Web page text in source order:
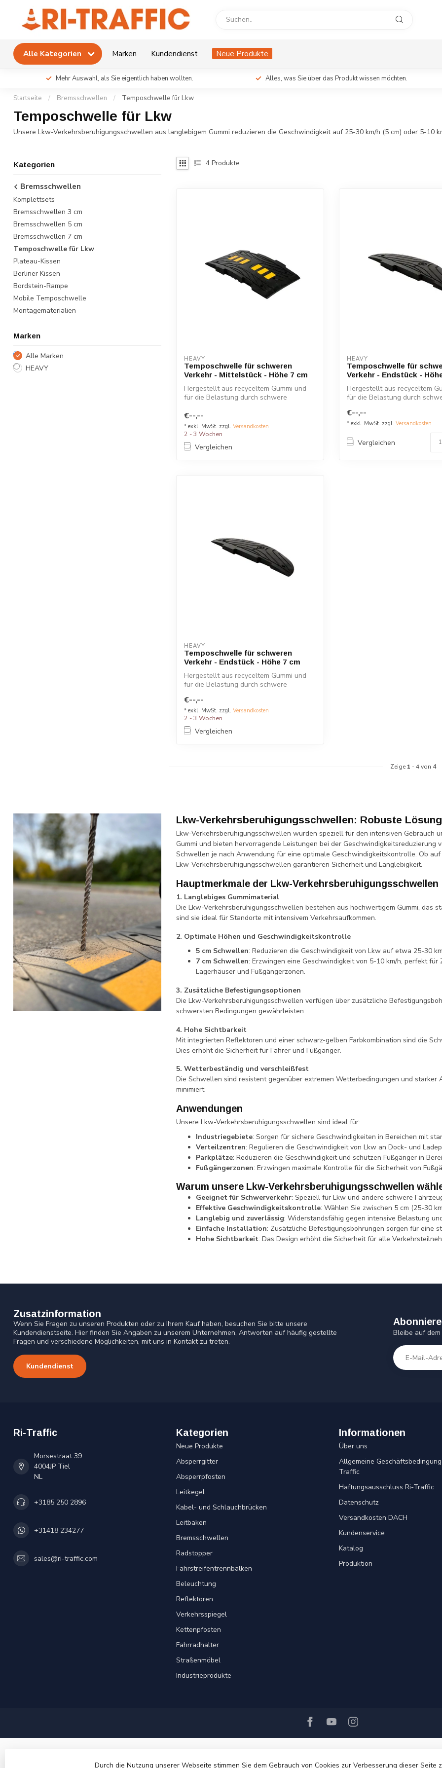
Alle Kategorien Marken Kundendienst Neue Produkte
Mehr Auswahl, als Sie eigentlich haben wollten. Alles, was Sie über das Produkt wissen möchten.
Startseite / Bremsschwellen / Temposchwelle für Lkw
Temposchwelle für Lkw
Unsere Lkw-Verkehrsberuhigungsschwellen aus langlebigem Gummi reduzieren die Geschwindigkeit auf 25-30 km/h (5 cm) oder 5-10
Kategorien
Bremsschwellen
Komplettsets
Bremsschwellen 3 cm
Bremsschwellen 5 cm
Bremsschwellen 7 cm
Temposchwelle für Lkw
Plateau-Kissen
Berliner Kissen
Bordstein-Rampe
Mobile Temposchwelle
Montagematerialien
Marken
Alle Marken
HEAVY
4 Produkte
HEAVY
Temposchwelle für schweren
Verkehr - Mittelstück - Höhe 7 cm
Hergestellt aus recyceltem Gummi und
für die Belastung durch schwere
€--,--
* exkl. MwSt. zzgl. Versandkosten
2 - 3 Wochen
Vergleichen
HEAVY
Temposchwelle für
Verkehr - Endstück -
Hergestellt aus recyceltem
für die Belastung durch
€--,--
* exkl. MwSt. zzgl. Versandkosten
Vergleichen
HEAVY
Temposchwelle für schweren
Verkehr - Endstück - Höhe 7 cm
Hergestellt aus recyceltem Gummi und
für die Belastung durch schwere
€--,--
* exkl. MwSt. zzgl. Versandkosten
2 - 3 Wochen
Vergleichen
Zeige 1 -4von 4
Lkw-Verkehrsberuhigungsschwellen: Robuste
Lkw-Verkehrsberuhigungsschwellen wurden speziell für den intensiven Gebrauch
Gummi und bieten hervorragende Leistungen bei der Geschwindigkeitsreduzierung
Schwellen je nach Anwendung für eine optimale Geschwindigkeitskontrolle. Ob
Lkw-Verkehrsberuhigungsschwellen garantieren Sicherheit und Langlebigkeit.
Hauptmerkmale der Lkw-Verkehrsberuhigungsschwellen
1. Langlebiges Gummimaterial
Die Lkw-Verkehrsberuhigungsschwellen bestehen aus hochwertigem Gummi, das
sind sie ideal für Standorte mit intensivem Verkehrsaufkommen.
2. Optimale Höhen und Geschwindigkeitskontrolle
5 cm Schwellen: Reduzieren die Geschwindigkeit von Lkw auf etwa 25-30
7 cm Schwellen: Erzwingen eine Geschwindigkeit von 5-10 km/h, perfekt
Lagerhäuser und Fußgängerzonen.
3. Zusätzliche Befestigungsoptionen
Die Lkw-Verkehrsberuhigungsschwellen verfügen über zusätzliche
schwersten Bedingungen gewährleisten.
4. Hohe Sichtbarkeit
Mit integrierten Reflektoren und einer schwarz-gelben Farbkombination sind die
Dies erhöht die Sicherheit für Fahrer und Fußgänger.
5. Wetterbeständig und verschleißfest
Die Schwellen sind resistent gegenüber extremen Wetterbedingungen und
minimiert.
Anwendungen
Unsere Lkw-Verkehrsberuhigungsschwellen sind ideal für:
Industriegebiete: Sorgen für sichere Geschwindigkeiten in Bereichen mit
Verteilzentren: Regulieren die Geschwindigkeit von Lkw an Dock- und
Parkplätze: Reduzieren die Geschwindigkeit und schützen Fußgänger in
Fußgängerzonen: Erzwingen maximale Kontrolle für die Sicherheit von
Warum unsere Lkw-Verkehrsberuhigungsschwellen
Geeignet für Schwerverkehr: Speziell für Lkw und andere schwere
Effektive Geschwindigkeitskontrolle: Wählen Sie zwischen 5 cm (25-30
Langlebig und zuverlässig: Widerstandsfähig gegen intensive Belastung
Einfache Installation: Zusätzliche Befestigungsbohrungen sorgen für eine
Hohe Sichtbarkeit: Das Design erhöht die Sicherheit für alle
Zusatzinformation
Wenn Sie Fragen zu unseren Produkten oder zu Ihrem Kauf haben, besuchen Sie bitte unsere
Kundendienstseite. Hier finden Sie Angaben zu unserem Unternehmen, Antworten auf häufig gestellte
Fragen und verschiedene Möglichkeiten, mit uns in Kontakt zu treten.
Kundendienst
Bleibe auf
Ri-Traffic
Morsestraat 39
4004JP Tiel
NL
+3185 250 2896
+31418 234277
sales@ri-traffic.com
Kategorien
Neue Produkte
Absperrgitter
Absperrpfosten
Leitkegel
Kabel- und Schlauchbrücken
Leitbaken
Bremsschwellen
Radstopper
Fahrstreifentrennbalken
Beleuchtung
Reflektoren
Verkehrsspiegel
Kettenpfosten
Fahrradhalter
Straßenmöbel
Industrieprodukte
Informationen
Über uns
Allgemeine
Traffic
Haftungsausschluss Ri-Traffic
Datenschutz
Versandkosten DACH
Kundenservice
Katalog
Produktion
Durch die Nutzung unserer Webseite stimmen Sie dem Gebrauch von Cookies zur Verbesserung dieser Seite